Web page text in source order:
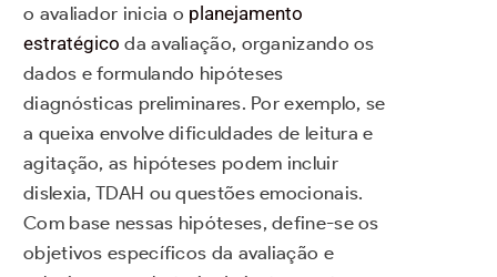
o avaliador inicia o planejamento
estratégico da avaliação, organizando os
dados e formulando hipóteses
diagnósticas preliminares. Por exemplo, se
a queixa envolve dificuldades de leitura e
agitação, as hipóteses podem incluir
dislexia, TDAH ou questões emocionais.
Com base nessas hipóteses, define-se os
objetivos específicos da avaliação e